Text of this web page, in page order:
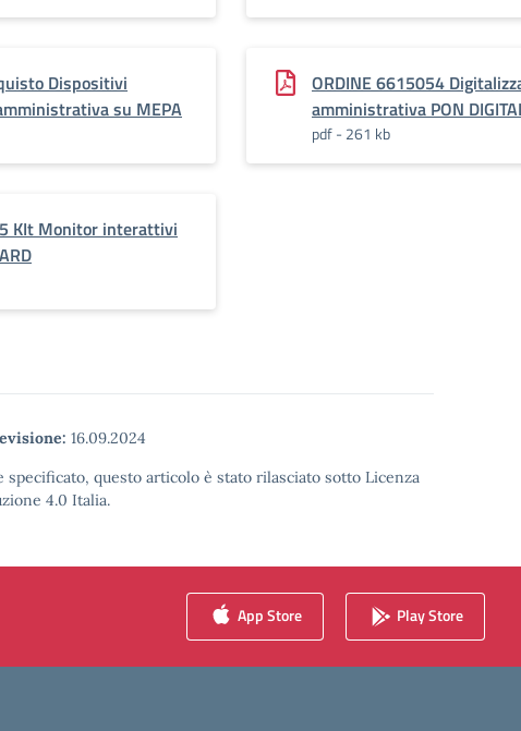
Dispositivi
su MEPA
ORDINE 6615054
amministrativa PON
pdf - 261 kb
KIt Monitor interattivi
16.09.2024
specificato, questo articolo è stato rilasciato sotto Licenza
4.0 Italia.
App Store Play Store